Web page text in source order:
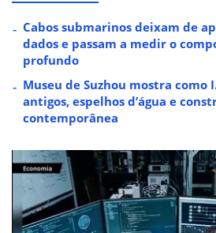
Cabos submarinos deixam de
dados e passam a medir o
profundo
Museu de Suzhou mostra como
antigos, espelhos d’água e
contemporânea